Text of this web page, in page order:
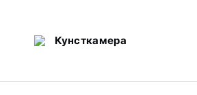
Кунсткамера